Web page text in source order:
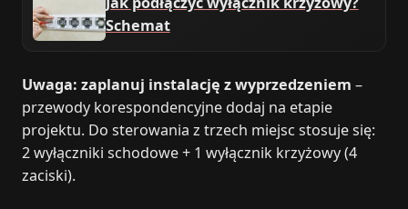
Schemat
Uwaga: zaplanuj instalację z wyprzedzeniem –
przewody korespondencyjne dodaj na etapie
projektu. Do sterowania z trzech miejsc stosuje się:
2 wyłączniki schodowe + 1 wyłącznik krzyżowy (4
zaciski).